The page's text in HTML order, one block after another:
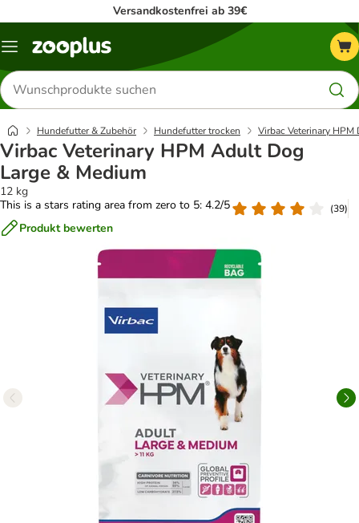
Versandkostenfrei ab 39€
Menü
Produkte
suchen
Hundefutter & Zubehör Hundefutter trocken Virbac Veterinary HPM
Virbac Veterinary HPM Adult Dog
Large & Medium
12 kg
This is a stars rating area from zero to 5: 4.2/5
(39)
Produkt bewerten